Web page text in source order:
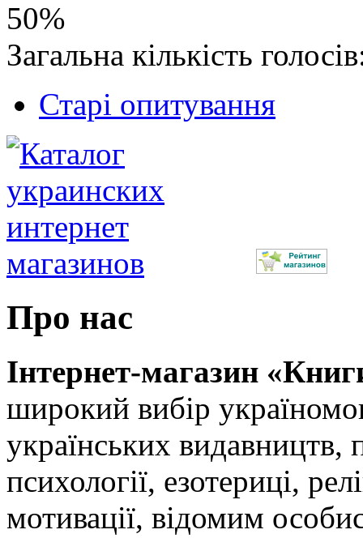
50%
Загальна кількість
Старі опитування
Про нас
Інтернет-магазин
широкий вибір
українських видавництв,
психології, езотериці,
мотивації, відомим